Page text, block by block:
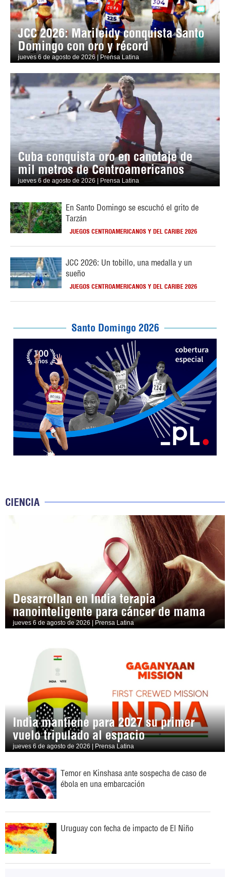
JCC 2026: Marileidy conquista Santo
Domingo con oro y récord
jueves 6 de agosto de 2026 | Prensa Latina
Cuba conquista oro en canotaje de
mil metros de Centroamericanos
jueves 6 de agosto de 2026 | Prensa Latina
En Santo Domingo se escuchó el grito de
Tarzán
JUEGOS CENTROAMERICANOS Y DEL CARIBE 2026
JCC 2026: Un tobillo, una medalla y un
sueño
JUEGOS CENTROAMERICANOS Y DEL CARIBE 2026
Santo Domingo 2026
CIENCIA
Desarrollan en India terapia
nanointeligente para cáncer de mama
jueves 6 de agosto de 2026 | Prensa Latina
India mantiene para 2027 su primer
vuelo tripulado al espacio
jueves 6 de agosto de 2026 | Prensa Latina
Temor en Kinshasa ante sospecha de caso de
ébola en una embarcación
Uruguay con fecha de impacto de El Niño